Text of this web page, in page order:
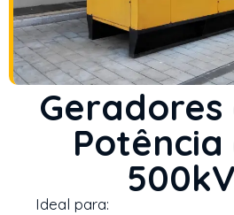
Potência
Ideal para: